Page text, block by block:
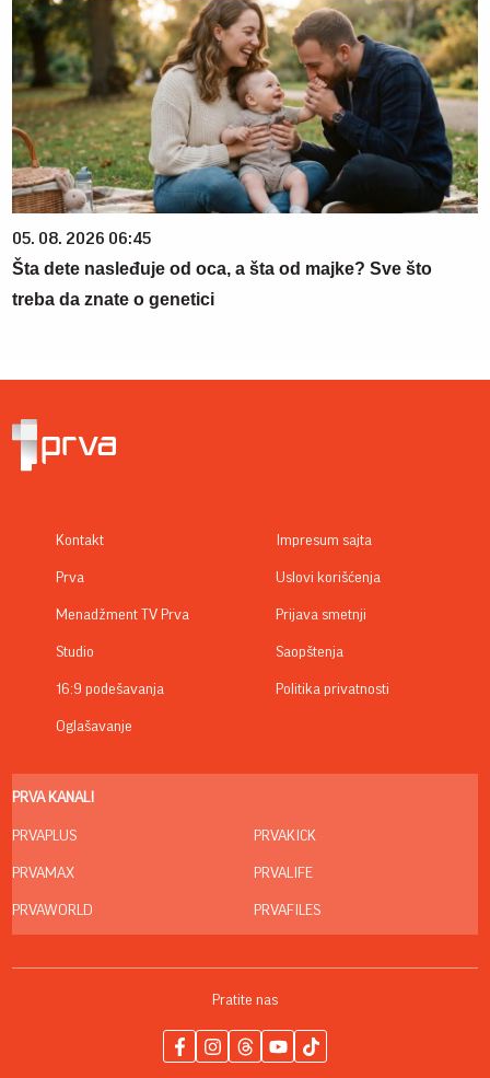
05. 08. 2026 06:45
Šta dete nasleđuje od oca, a šta od majke? Sve što
treba da znate o genetici
Kontakt
Prva
Menadžment TV Prva
Studio
16:9 podešavanja
Oglašavanje
Impresum sajta
Uslovi korišćenja
Prijava smetnji
Saopštenja
Politika privatnosti
PRVA KANALI
PRVAPLUS
PRVAMAX
PRVAWORLD
PRVAKICK
PRVALIFE
PRVAFILES
Pratite nas